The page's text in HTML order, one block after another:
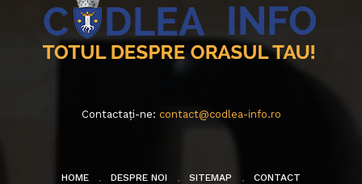
Contactați-ne: contact@codlea-info.ro
HOME DESPRE NOI SITEMAP CONTACT